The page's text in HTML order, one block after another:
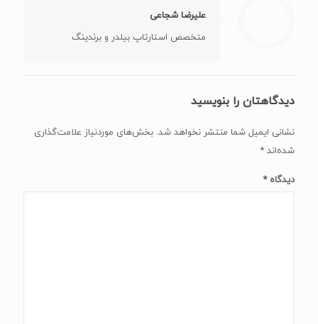
علیرضا شجاعی
متخصص استارتاپ بیلدر و برندینگ
دیدگاهتان را بنویسید
نشانی ایمیل شما منتشر نخواهد شد. بخش‌های موردنیاز علامت‌گذاری
شده‌اند *
دیدگاه*